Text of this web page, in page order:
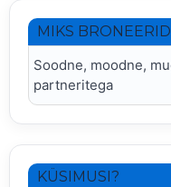
MIKS
Soodne, moodne,
partneritega
KÜSIMUSI?